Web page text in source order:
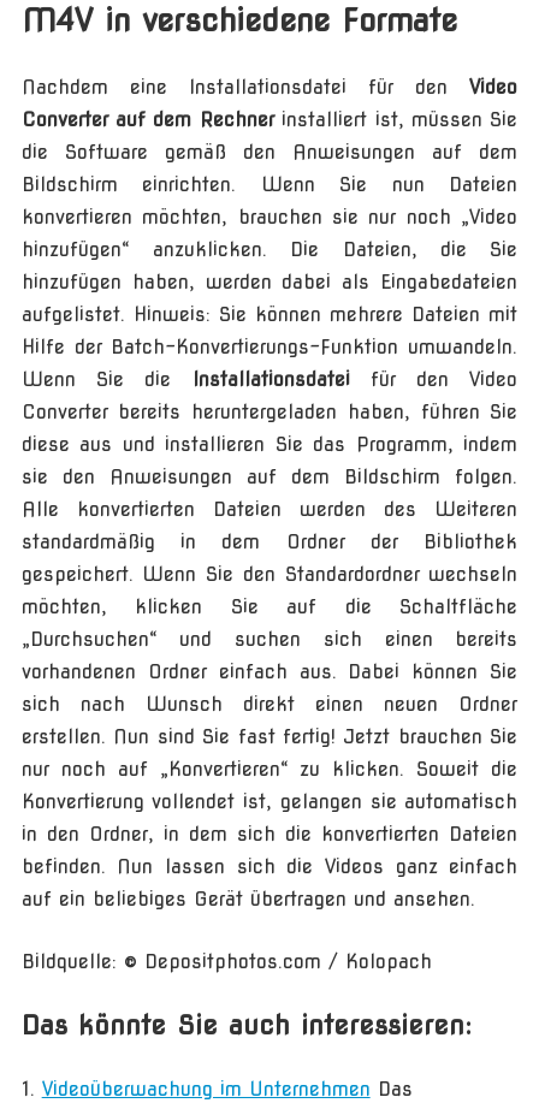
M4V in verschiedene Formate
Nachdem eine Installationsdatei für denVideo
Converter auf dem Rechnerinstalliert ist, müssen Sie
die Software gemäß den Anweisungen auf dem
Bildschirm einrichten. Wenn Sie nun Dateien
konvertieren möchten, brauchen sie nur noch „Video
hinzufügen“ anzuklicken. Die Dateien, die Sie
hinzufügen haben, werden dabei als Eingabedateien
aufgelistet. Hinweis: Sie können mehrere Dateien mit
Hilfe der Batch-Konvertierungs-Funktion umwandeln.
Wenn Sie die
Installationsdateifür den Video
Converter bereits heruntergeladen haben, führen Sie
diese aus und installieren Sie das Programm, indem
sie den Anweisungen auf dem Bildschirm folgen.
Alle konvertierten Dateien werden des Weiteren
standardmäßig in dem Ordner der Bibliothek
gespeichert. Wenn Sie den Standardordner wechseln
möchten, klicken Sie auf die Schaltfläche
„Durchsuchen“ und suchen sich einen bereits
vorhandenen Ordner einfach aus. Dabei können Sie
sich nach Wunsch direkt einen neuen Ordner
erstellen. Nun sind Sie fast fertig! Jetzt brauchen Sie
nur noch auf „Konvertieren“ zu klicken. Soweit die
Konvertierung vollendet ist, gelangen sie automatisch
in den Ordner, in dem sich die konvertierten Dateien
befinden. Nun lassen sich die Videos ganz einfach
auf ein beliebiges Gerät übertragen und ansehen.
Bildquelle: © Depositphotos.com / Kolopach
Das könnte Sie auch interessieren:
Videoüberwachung im Unternehmen Das